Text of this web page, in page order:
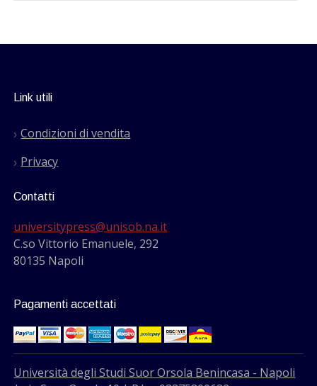
Link utili
Condizioni di vendita
Privacy
Contatti
universitypress@unisob.na.it
C.so Vittorio Emanuele, 292
80135 Napoli
Pagamenti accettati
Università degli Studi Suor Orsola Benincasa - Napoli